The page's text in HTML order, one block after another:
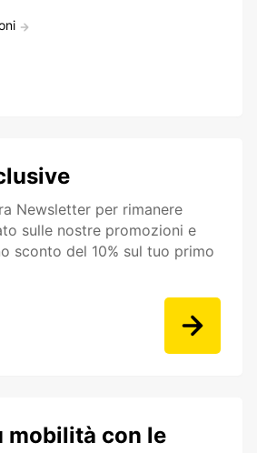
Newsletter per rimanere
sulle nostre promozioni e
sconto del 10% sul tuo primo
mobilità con le